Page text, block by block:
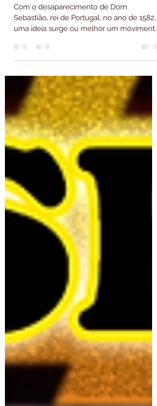
O SEBASTIANISMO NA
PEDRA DO REINO - SERTÃO
DE PERNAMBUCO (1838)
uma ideia surge ou melhor um movimento:
O Sebastianismo....